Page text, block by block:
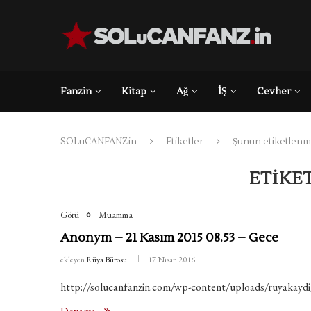
Fanzin Kitap Ağ İŞ Cevher
SOLuCANFANZin Etiketler Şunun
Görü Muamma
Anonym – 21 Kasım 2015 08.53 – Gece
ekleyenRüya Bürosu 17 Nisan 2016
http://solucanfanzin.com/wp-content/uploads/